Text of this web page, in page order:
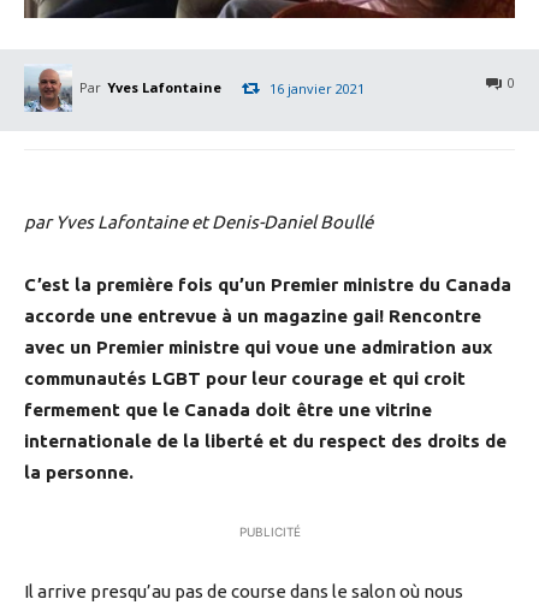
Par Yves Lafontaine 0
16 janvier 2021
par Yves Lafontaine et Denis-Daniel Boullé
C’est la première fois qu’un Premier ministre du Canada
accorde une entrevue à un magazine gai! Rencontre
avec un Premier ministre qui voue une admiration aux
communautés LGBT pour leur courage et qui croit
fermement que le Canada doit être une vitrine
internationale de la liberté et du respect des droits de
la personne.
PUBLICITÉ
Il arrive presqu’au pas de course dans le salon où nous